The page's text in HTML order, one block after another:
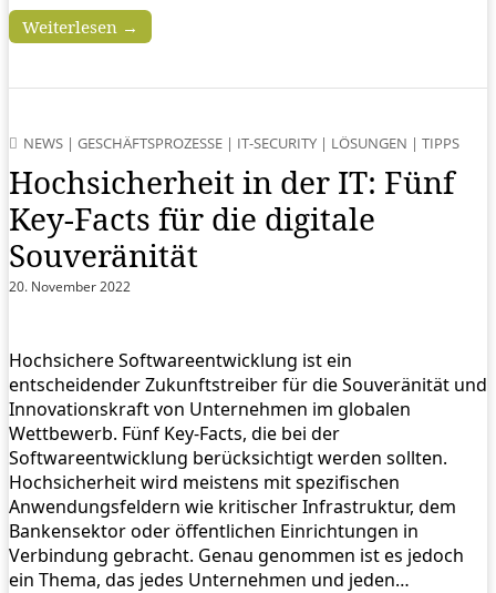
Weiterlesen →
NEWS | GESCHÄFTSPROZESSE | IT-SECURITY | LÖSUNGEN | TIPPS
Hochsicherheit in der IT: Fünf
Key-Facts für die digitale
Souveränität
20. November 2022
Hochsichere Softwareentwicklung ist ein
entscheidender Zukunftstreiber für die Souveränität und
Innovationskraft von Unternehmen im globalen
Wettbewerb. Fünf Key-Facts, die bei der
Softwareentwicklung berücksichtigt werden sollten.
Hochsicherheit wird meistens mit spezifischen
Anwendungsfeldern wie kritischer Infrastruktur, dem
Bankensektor oder öffentlichen Einrichtungen in
Verbindung gebracht. Genau genommen ist es jedoch
ein Thema, das jedes Unternehmen und jeden…